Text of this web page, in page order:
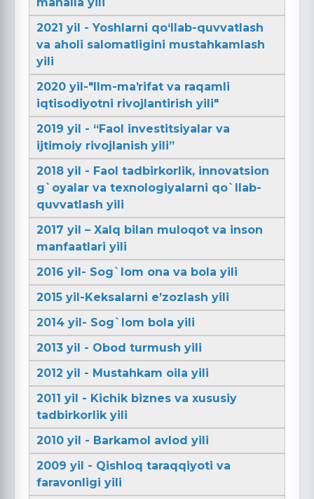
2021 yil - Yoshlarni qo‘llab-quvvatlash
va aholi salomatligini mustahkamlash
yili
2020 yil-"Ilm-maʼrifat va raqamli
iqtisodiyotni rivojlantirish yili"
2019 yil - “Faol investitsiyalar va
ijtimoiy rivojlanish yili”
2018 yil - Faol tadbirkorlik, innovatsion
g`oyalar va texnologiyalarni qo`llab-
quvvatlash yili
2017 yil – Xalq bilan muloqot va inson
manfaatlari yili
2016 yil- Sog`lom ona va bola yili
2015 yil-Keksalarni e’zozlash yili
2014 yil- Sog`lom bola yili
2013 yil - Obod turmush yili
2012 yil - Mustahkam oila yili
2011 yil - Kichik biznes va xususiy
tadbirkorlik yili
2010 yil - Barkamol avlod yili
2009 yil - Qishloq taraqqiyoti va
faravonligi yili